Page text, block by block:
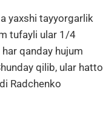
yaxshi tayyorgarlik
tufayli ular 1/4
qanday hujum
qilib, ular hatto
Radchenko